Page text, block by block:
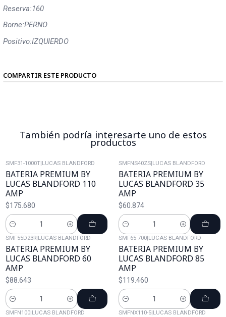
Reserva:160
Borne:PERNO
Positivo:IZQUIERDO
COMPARTIR ESTE PRODUCTO
También podría interesarte uno de estos
productos
SMF31-1000T|LUCAS BLANDFORD
BATERIA PREMIUM BY
LUCAS BLANDFORD 110
AMP
$175.680
Cantidad
SMFNS40ZS|LUCAS BLANDFORD
BATERIA PREMIUM BY
LUCAS BLANDFORD 35
AMP
$60.874
Cantidad
SMF55D23R|LUCAS BLANDFORD
BATERIA PREMIUM BY
LUCAS BLANDFORD 60
AMP
$88.643
Cantidad
SMF65-700|LUCAS BLANDFORD
BATERIA PREMIUM BY
LUCAS BLANDFORD 85
AMP
$119.460
Cantidad
SMFN100|LUCAS BLANDFORD SMFNX110-5|LUCAS BLANDFORD